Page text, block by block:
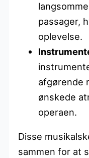
passager,
oplevelse.
afgørende
ønskede
operaen.
Disse
sammen for at